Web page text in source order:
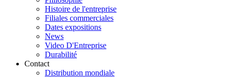
Histoire de l'entreprise
Filiales commerciales
Dates expositions
News
Video D'Entreprise
Durabilité
Contact
Distribution mondiale